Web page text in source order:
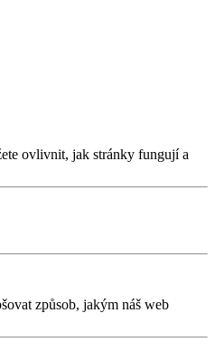
ovlivnit, jak stránky fungují a
způsob, jakým náš web